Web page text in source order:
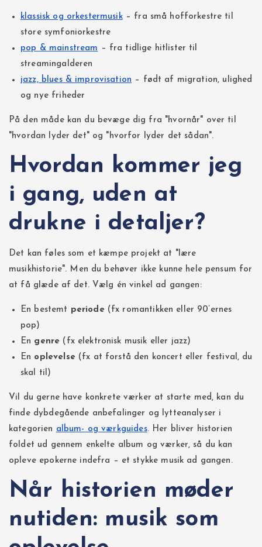
klassisk og orkestermusik– fra små hofforkestre til
store symfoniorkestre
pop & mainstream – fra tidlige hitlister til
streamingalderen
jazz, blues & improvisation – født af migration, ulighed
og nye friheder
På den måde kan du bevæge dig fra "hvornår" over til
"hvordan lyder det" og "hvorfor lyder det sådan".
Hvordan kommer jeg
i gang, uden at
drukne i detaljer?
Det kan føles som et kæmpe projekt at "lære
musikhistorie". Men du behøver ikke kunne hele pensum for
at få glæde af det. Vælg én vinkel ad gangen:
En bestemt periode (fx romantikken eller 90’ernes
pop)
En genre (fx elektronisk musik eller jazz)
En oplevelse (fx at forstå den koncert eller festival, du
skal til)
Vil du gerne have konkrete værker at starte med, kan du
finde dybdegående anbefalinger og lytteanalyser i
kategorien album- og værkguides. Her bliver historien
foldet ud gennem enkelte album og værker, så du kan
opleve epokerne indefra – et stykke musik ad gangen.
Når historien møder
nutiden: musik som